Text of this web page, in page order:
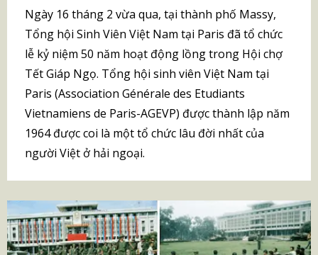
Ngày 16 tháng 2 vừa qua, tại thành phố Massy,
Tổng hội Sinh Viên Việt Nam tại Paris đã tổ chức
lễ kỷ niệm 50 năm hoạt động lồng trong Hội chợ
Tết Giáp Ngọ. Tổng hội sinh viên Việt Nam tại
Paris (Association Générale des Etudiants
Vietnamiens de Paris-AGEVP) được thành lập năm
1964 được coi là một tổ chức lâu đời nhất của
người Việt ở hải ngoại.